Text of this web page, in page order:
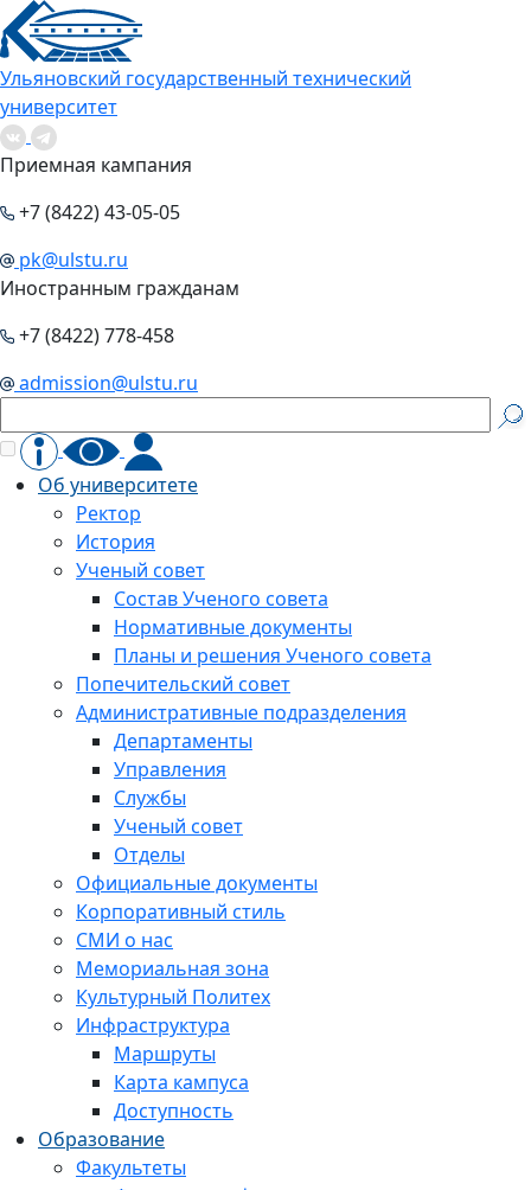
Ульяновский государственный технический
университет
Приемная кампания
+7 (8422) 43-05-05
pk@ulstu.ru
Иностранным гражданам
+7 (8422) 778-458
admission@ulstu.ru
Об университете
Ректор
История
Ученый совет
Состав Ученого совета
Нормативные документы
Планы и решения Ученого совета
Попечительский совет
Административные подразделения
Департаменты
Управления
Службы
Ученый совет
Отделы
Официальные документы
Корпоративный стиль
СМИ о нас
Мемориальная зона
Культурный Политех
Инфраструктура
Маршруты
Карта кампуса
Доступность
Образование
Факультеты